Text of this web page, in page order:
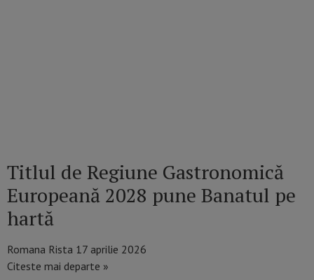
Titlul de Regiune Gastronomică
Europeană 2028 pune Banatul pe
hartă
Romana Rista 17 aprilie 2026
Citeste mai departe »